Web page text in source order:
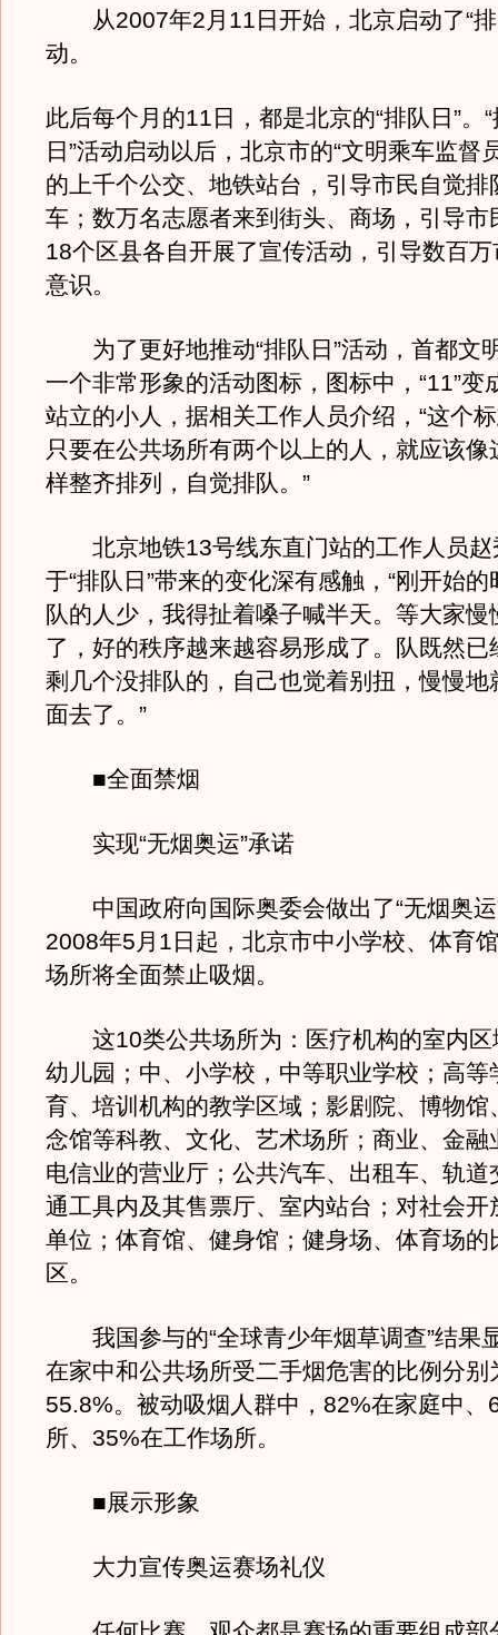
从2007年2月11日开始，北京启动了“排
动。
此后每个月的11日，都是北京的“排队日”。
日”活动启动以后，北京市的“文明乘车监督
的上千个公交、地铁站台，引导市民自觉排
车；数万名志愿者来到街头、商场，引导市
18个区县各自开展了宣传活动，引导数百
意识。
为了更好地推动“排队日”活动，首都文
一个非常形象的活动图标，图标中，“11”变
站立的小人，据相关工作人员介绍，“这个
只要在公共场所有两个以上的人，就应该像
样整齐排列，自觉排队。”
北京地铁13号线东直门站的工作人员赵
于“排队日”带来的变化深有感触，“刚开始
队的人少，我得扯着嗓子喊半天。等大家慢
了，好的秩序越来越容易形成了。队既然已
剩几个没排队的，自己也觉着别扭，慢慢地
面去了。”
■全面禁烟
实现“无烟奥运”承诺
中国政府向国际奥委会做出了“无烟奥运
2008年5月1日起，北京市中小学校、体育
场所将全面禁止吸烟。
这10类公共场所为：医疗机构的室内区
幼儿园；中、小学校，中等职业学校；高等
育、培训机构的教学区域；影剧院、博物馆
念馆等科教、文化、艺术场所；商业、金融
电信业的营业厅；公共汽车、出租车、轨道
通工具内及其售票厅、室内站台；对社会开
单位；体育馆、健身馆；健身场、体育场的
区。
我国参与的“全球青少年烟草调查”结果
在家中和公共场所受二手烟危害的比例分别
55.8%。被动吸烟人群中，82%在家庭中、
所、35%在工作场所。
■展示形象
大力宣传奥运赛场礼仪